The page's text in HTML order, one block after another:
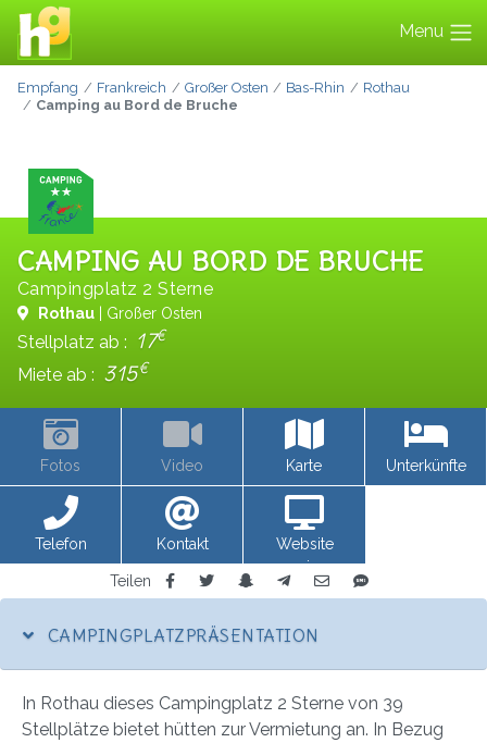
Menu
Empfang Frankreich Großer Osten Bas-Rhin
Rothau
Camping au Bord de Bruche
CAMPING AU BORD DE BRUCHE
Campingplatz 2 Sterne
Rothau | Großer Osten
Stellplatz ab : 17€
Miete ab : 315€
Fotos Video Karte Unterkünfte
Telefon Kontakt
Website
anzeigen
Teilen
CAMPINGPLATZPRÄSENTATION
In Rothau dieses Campingplatz 2 Sterne von 39
Stellplätze bietet hütten zur Vermietung an. In Bezug